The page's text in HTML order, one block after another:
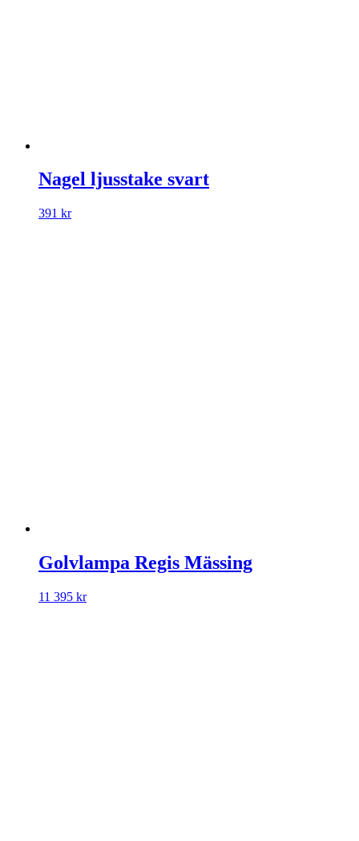
Nagel ljusstake svart
391 kr
Golvlampa Regis Mässing
11 395 kr